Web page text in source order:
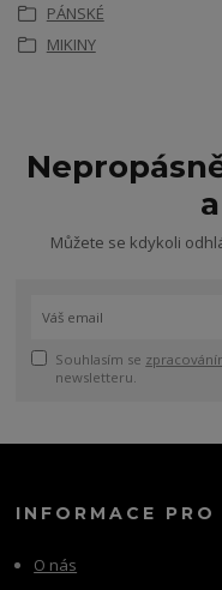
PÁNSKÉ
MIKINY
Můžete se kdykoli
Souhlasím se
newsletteru.
INFORMACE
O nás